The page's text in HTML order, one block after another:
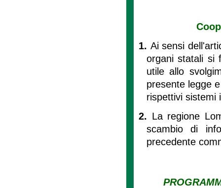
1. Ai sensi
organi statali si
utile allo
presente legge
rispettivi sistemi
2. La regione
scambio di
precedente